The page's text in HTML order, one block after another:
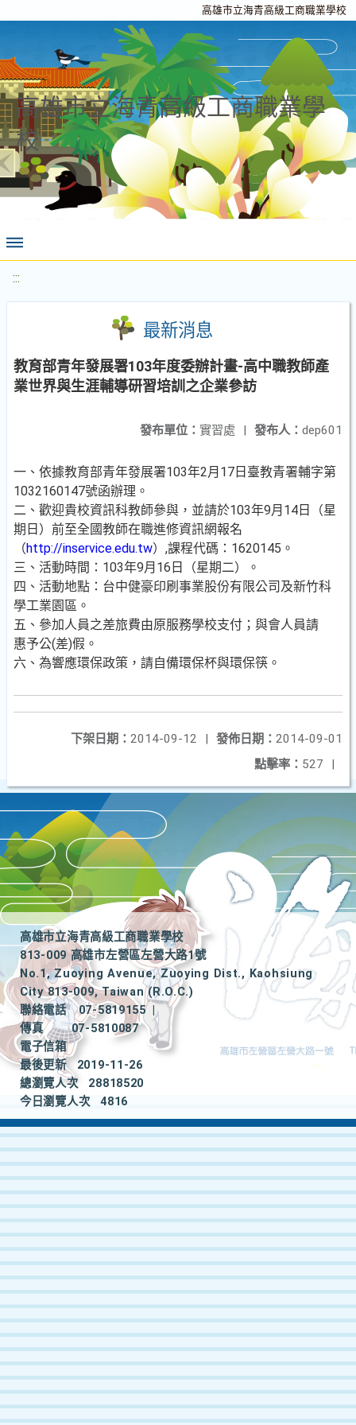
高雄市立海青高級工商職業學校
高雄市立海青高級工商職業學
校
:::
最新消息
教育部青年發展署103年度委辦計畫-高中職教師產
業世界與生涯輔導研習培訓之企業參訪
發布人： dep601
發布單位： 實習處 |
一、依據教育部青年發展署103年2月17日臺教青署輔字第
1032160147號函辦理。
二、歡迎貴校資訊科教師參與，並請於103年9月14日（星
期日）前至全國教師在職進修資訊網報名
（http://inservice.edu.tw）,課程代碼：1620145。
三、活動時間：103年9月16日（星期二）。
四、活動地點：台中健豪印刷事業股份有限公司及新竹科
學工業園區。
五、參加人員之差旅費由原服務學校支付；與會人員請
惠予公(差)假。
六、為響應環保政策，請自備環保杯與環保筷。
發佈日期： 2014-09-01
下架日期： 2014-09-12
|
點擊率： 527 |
高雄市立海青高級工商職業學校
813-009 高雄市左營區左營大路1號
No.1, Zuoying Avenue, Zuoying Dist., Kaohsiung
City 813-009, Taiwan (R.O.C.)
聯絡電話
07-5819155
|
傳真
07-5810087
電子信箱
最後更新
2019-11-26
總瀏覽人次
28818520
今日瀏覽人次
4816